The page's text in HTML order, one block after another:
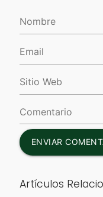
ENVIAR
Artículos